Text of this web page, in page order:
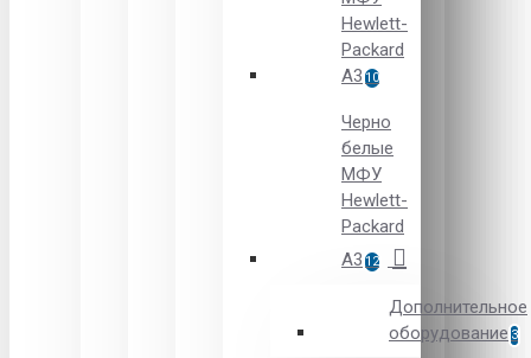
Hewlett-
Packard
А3 10
Черно
белые
МФУ
Hewlett-
Packard
А3 12
Дополнительное
оборудование 3